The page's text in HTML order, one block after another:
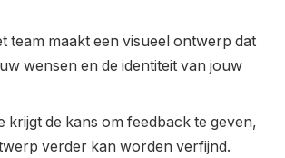
team maakt een visueel ontwerp dat
wensen en de identiteit van jouw
krijgt de kans om feedback te geven,
verder kan worden verfijnd.